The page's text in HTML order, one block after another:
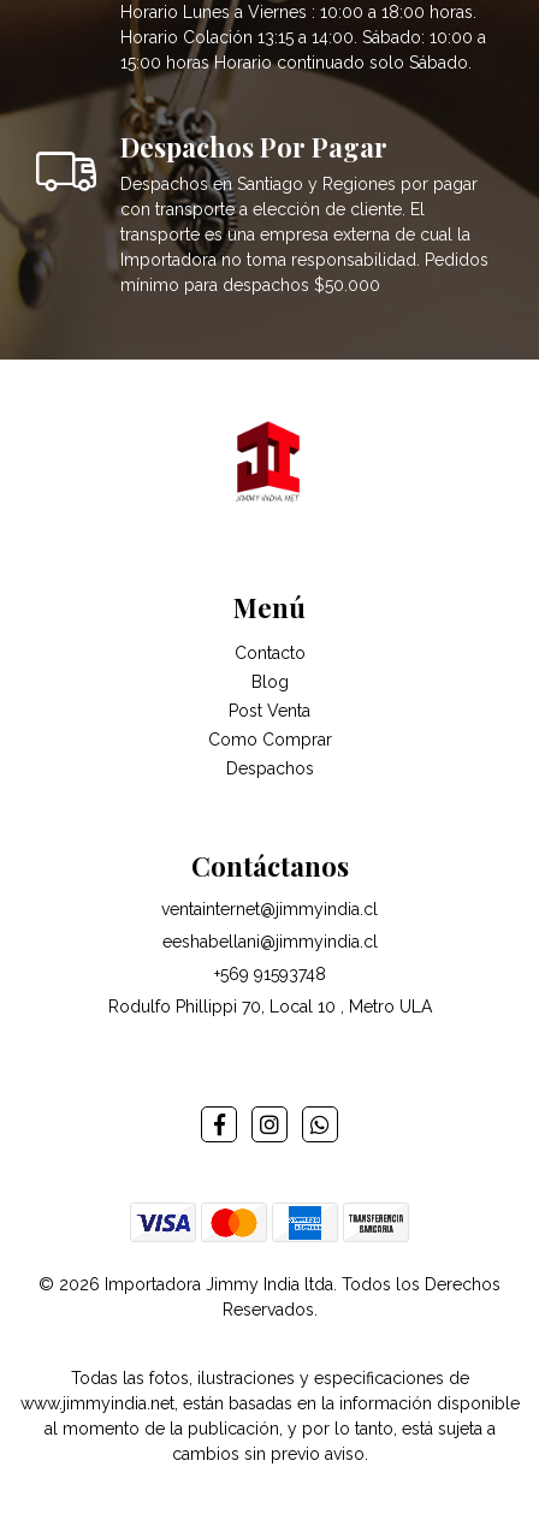
Horario Lunes a Viernes : 10:00 a 18:00 horas.
Horario Colación 13:15 a 14:00. Sábado: 10:00 a
15:00 horas Horario continuado solo Sábado.
Despachos Por Pagar
Despachos en Santiago y Regiones por pagar
con transporte a elección de cliente. El
transporte es una empresa externa de cual la
Importadora no toma responsabilidad. Pedidos
mínimo para despachos $50.000
Menú
Contacto
Blog
Post Venta
Como Comprar
Despachos
Contáctanos
ventainternet@jimmyindia.cl
eeshabellani@jimmyindia.cl
+569 91593748
Rodulfo Phillippi 70, Local 10 , Metro ULA
© 2026 Importadora Jimmy India ltda. Todos los Derechos
Reservados.
Todas las fotos, ilustraciones y especificaciones de
www.jimmyindia.net, están basadas en la información disponible
al momento de la publicación, y por lo tanto, está sujeta a
cambios sin previo aviso.